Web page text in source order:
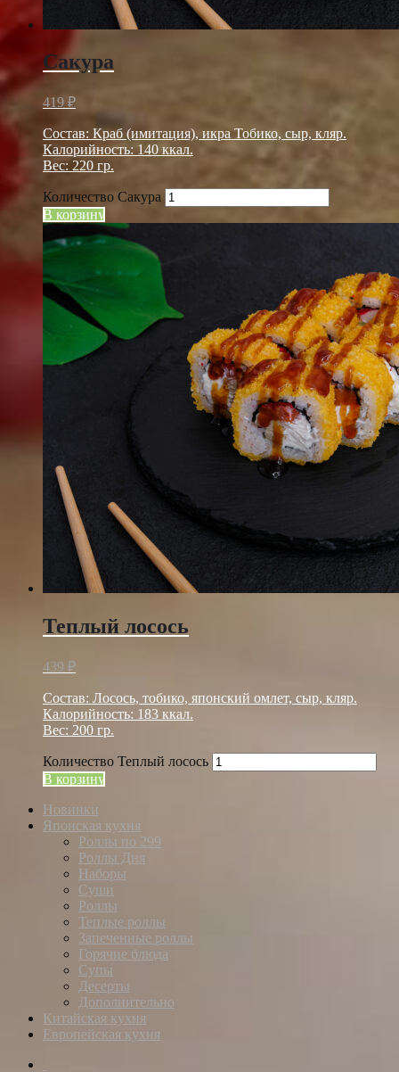
Сакура
419 ₽
Состав: Краб (имитация), икра Тобико, сыр, кляр.
Калорийность: 140 ккал.
Вес: 220 гр.
Количество Сакура
В корзину
Теплый лосось
439 ₽
Состав: Лосось, тобико, японский омлет, сыр, кляр.
Калорийность: 183 ккал.
Вес: 200 гр.
Количество Теплый лосось
В корзину
Новинки
Японская кухня
Роллы по 299
Роллы Дня
Наборы
Суши
Роллы
Теплые роллы
Запеченные роллы
Горячие блюда
Супы
Десерты
Дополнительно
Китайская кухня
Европейская кухня